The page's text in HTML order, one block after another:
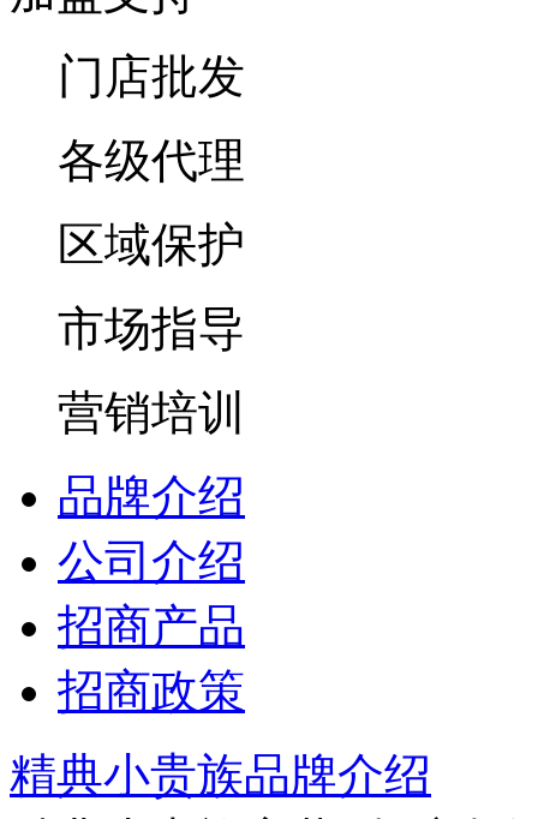
门店批发
各级代理
区域保护
市场指导
营销培训
品牌介绍
公司介绍
招商产品
招商政策
精典小贵族品牌介绍